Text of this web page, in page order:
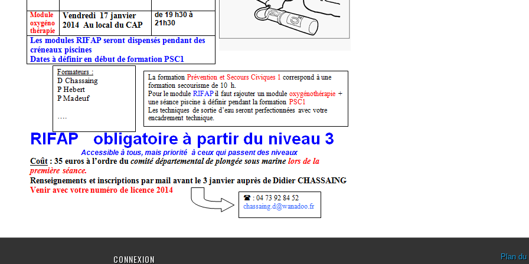
CONNEXION Plan